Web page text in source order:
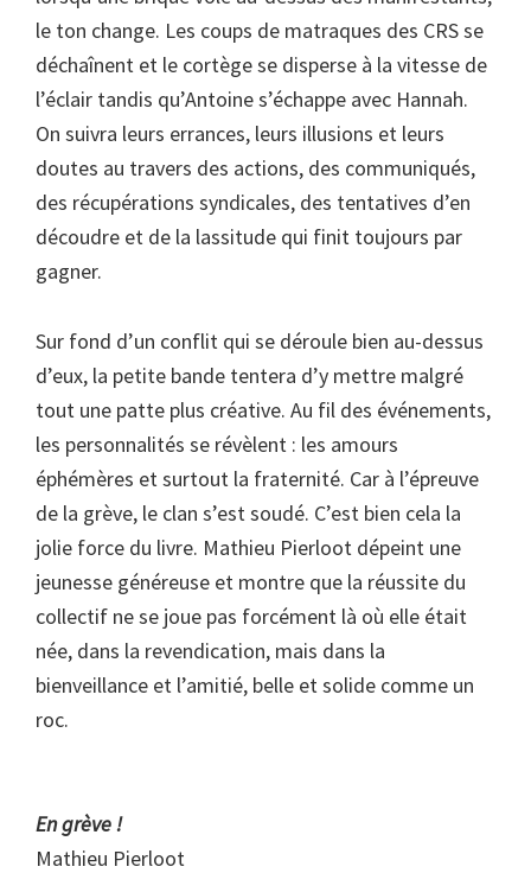
le ton change. Les coups de matraques des CRS se
déchaînent et le cortège se disperse à la vitesse de
l’éclair tandis qu’Antoine s’échappe avec Hannah.
On suivra leurs errances, leurs illusions et leurs
doutes au travers des actions, des communiqués,
des récupérations syndicales, des tentatives d’en
découdre et de la lassitude qui finit toujours par
gagner.
Sur fond d’un conflit qui se déroule bien au-dessus
d’eux, la petite bande tentera d’y mettre malgré
tout une patte plus créative. Au fil des événements,
les personnalités se révèlent : les amours
éphémères et surtout la fraternité. Car à l’épreuve
de la grève, le clan s’est soudé. C’est bien cela la
jolie force du livre. Mathieu Pierloot dépeint une
jeunesse généreuse et montre que la réussite du
collectif ne se joue pas forcément là où elle était
née, dans la revendication, mais dans la
bienveillance et l’amitié, belle et solide comme un
roc.
En grève !
Mathieu Pierloot